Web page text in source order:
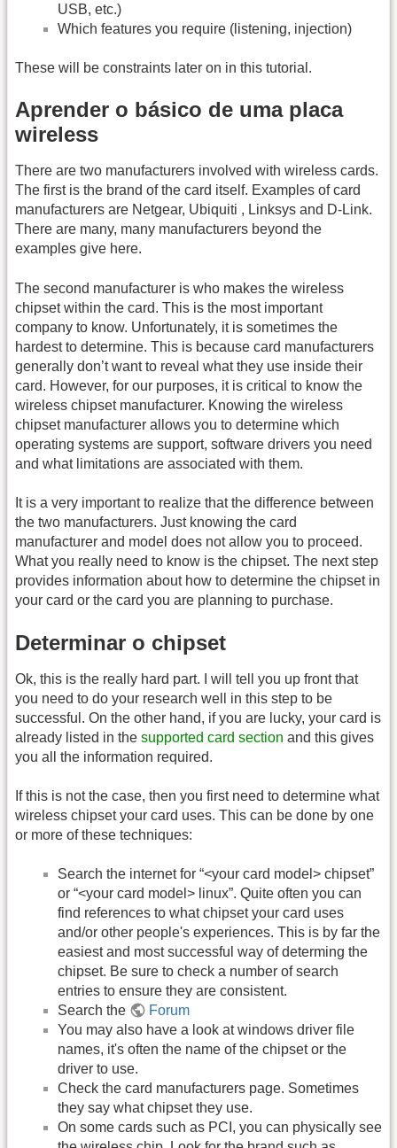
USB, etc.)
Which features you require (listening, injection)
These will be constraints later on in this tutorial.
Aprender o básico de uma placa
wireless
There are two manufacturers involved with wireless cards.
The first is the brand of the card itself. Examples of card
manufacturers are Netgear, Ubiquiti , Linksys and D-Link.
There are many, many manufacturers beyond the
examples give here.
The second manufacturer is who makes the wireless
chipset within the card. This is the most important
company to know. Unfortunately, it is sometimes the
hardest to determine. This is because card manufacturers
generally don’t want to reveal what they use inside their
card. However, for our purposes, it is critical to know the
wireless chipset manufacturer. Knowing the wireless
chipset manufacturer allows you to determine which
operating systems are support, software drivers you need
and what limitations are associated with them.
It is a very important to realize that the difference between
the two manufacturers. Just knowing the card
manufacturer and model does not allow you to proceed.
What you really need to know is the chipset. The next step
provides information about how to determine the chipset in
your card or the card you are planning to purchase.
Determinar o chipset
Ok, this is the really hard part. I will tell you up front that
you need to do your research well in this step to be
successful. On the other hand, if you are lucky, your card is
already listed in the supported card section and this gives
you all the information required.
If this is not the case, then you first need to determine what
wireless chipset your card uses. This can be done by one
or more of these techniques:
Search the internet for “<your card model> chipset”
or “<your card model> linux”. Quite often you can
find references to what chipset your card uses
and/or other people's experiences. This is by far the
easiest and most successful way of determing the
chipset. Be sure to check a number of search
entries to ensure they are consistent.
Search the
Forum
You may also have a look at windows driver file
names, it's often the name of the chipset or the
driver to use.
Check the card manufacturers page. Sometimes
they say what chipset they use.
On some cards such as PCI, you can physically see